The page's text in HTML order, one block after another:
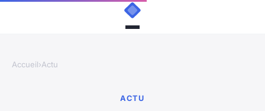
Accueil›Actu
ACTU